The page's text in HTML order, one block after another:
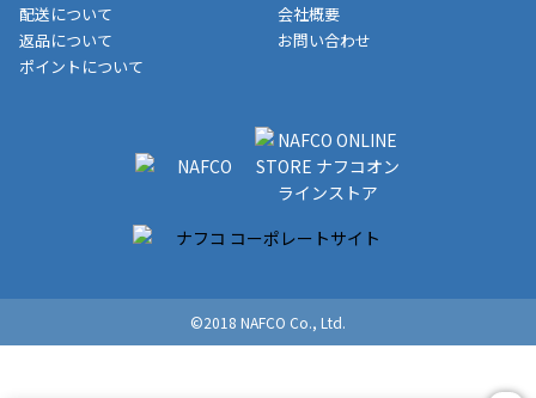
■店舗受取をご選択いただいた場合
ご注文が確認出来次第、お受取される店舗在庫を使用してご準備
をさせていただきます。店舗に在庫がない場合は店舗よりお取り
いただく場合がございます。店舗準備でのお渡しとなる為、商品
のみの受け渡しとなります。（箱や納品書は付属しておりませ
ん）店舗で準備が出来次第、メールにてご連絡させていただきま
配送について
返品について
ポイントについて
会社概要
お問い合わせ
©2018 NAFCO Co., Ltd.